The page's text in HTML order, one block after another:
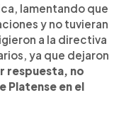
lamentando que
y no tuvieran
a la directiva
ya que dejaron
respuesta, no
Platense en el